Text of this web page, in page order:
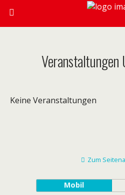
Veranstaltungen
Keine Veranstaltungen
Zum
Mobil